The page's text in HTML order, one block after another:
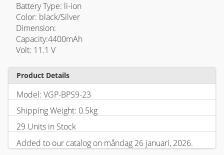
Battery Type: li-ion
Color: black/Silver
Dimension:
Capacity:4400mAh
Volt: 11.1 V
Product Details
Model: VGP-BPS9-23
Shipping Weight: 0.5kg
29 Units in Stock
Added to our catalog on måndag 26 januari, 2026.